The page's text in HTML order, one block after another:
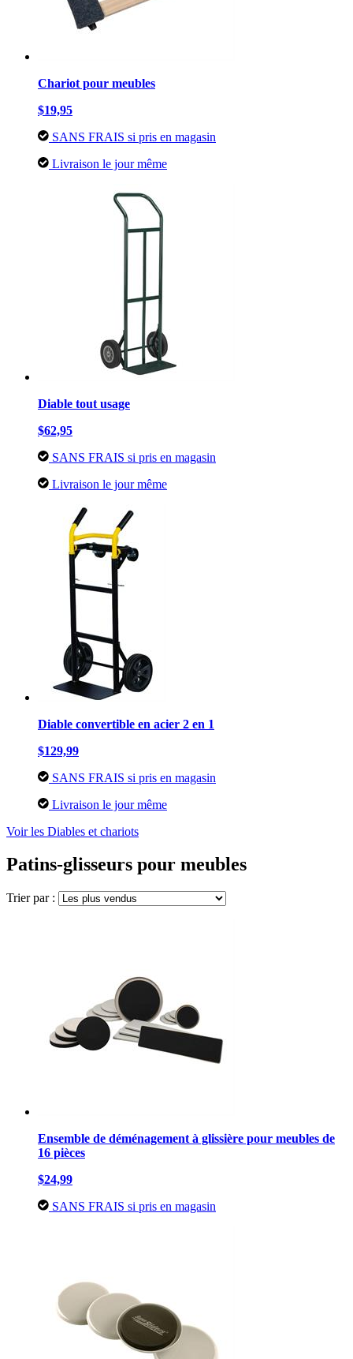
Chariot pour meubles
$19,95
SANS FRAIS si pris en magasin
Livraison le jour même
Diable tout usage
$62,95
SANS FRAIS si pris en magasin
Livraison le jour même
Diable convertible en acier 2 en 1
$129,99
SANS FRAIS si pris en magasin
Livraison le jour même
Voir les Diables et chariots
Patins-glisseurs pour meubles
Trier par :
Ensemble de déménagement à glissière pour meubles de
16 pièces
$24,99
SANS FRAIS si pris en magasin